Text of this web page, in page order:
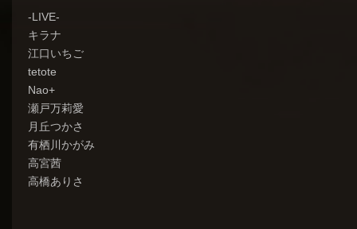
-LIVE-
キラナ
江口いちご
tetote
Nao+
瀬戸万莉愛
月丘つかさ
有栖川かがみ
高宮茜
高橋ありさ